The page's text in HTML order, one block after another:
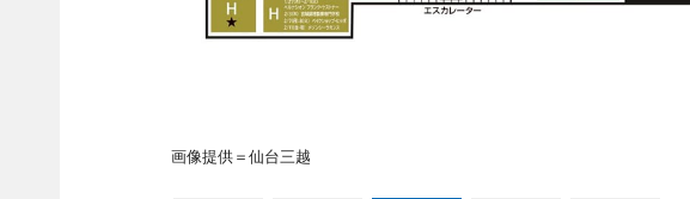
画像提供＝仙台三越